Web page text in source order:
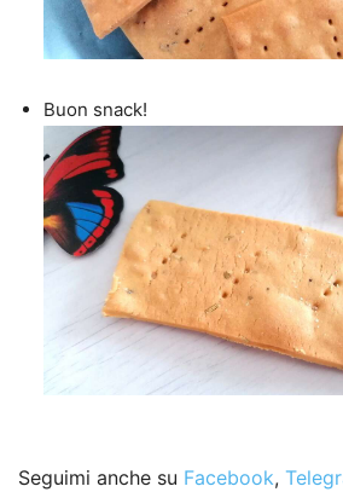
Buon snack!
Seguimi anche su Facebook,